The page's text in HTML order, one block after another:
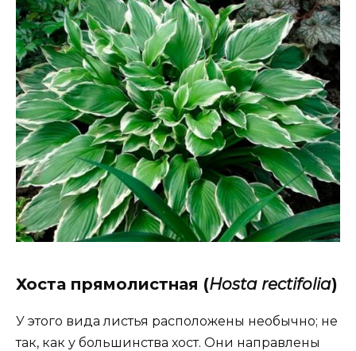
Хоста прямолистная (Нosta rectifolia)
У этого вида листья расположены необычно; не
так, как у большинства хост. Они направлены